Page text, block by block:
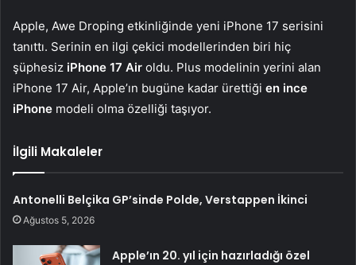
Apple, Awe Droping etkinliğinde yeni iPhone 17 serisini
tanıttı. Serinin en ilgi çekici modellerinden biri hiç
şüphesiz iPhone 17 Air oldu. Plus modelinin yerini alan
iPhone 17 Air, Apple’ın bugüne kadar ürettiği en ince
iPhone modeli olma özelliği taşıyor.
İlgili Makaleler
Antonelli Belçika GP’sinde Polde, Verstappen İkinci
Ağustos 5, 2026
Apple’ın 20. yıl için hazırladığı özel